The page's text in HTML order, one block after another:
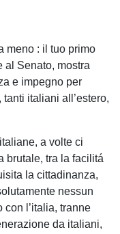
meno : il tuo primo
al Senato, mostra
e impegno per
italiani all’estero,
a volte ci
brutale, tra la facilitá
la cittadinanza,
nessun
l’italia, tranne
da italiani,